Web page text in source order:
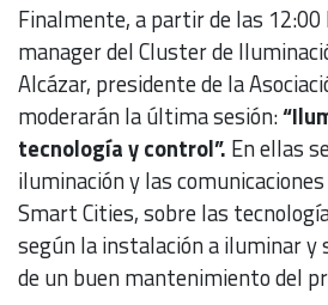
Finalmente, a partir de las 12:00
manager del Cluster de
Alcázar, presidente de la
moderarán la última sesión:
tecnología y control”. En ellas
iluminación y las
Smart Cities, sobre las
según la instalación a iluminar y
de un buen mantenimiento del